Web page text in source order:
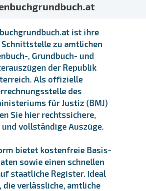
ist ihre
zu amtlichen
, Grundbuch- und
der Republik
Als offizielle
des
für Justiz (BMJ)
Sie hier rechtssichere,
vollständige Auszüge.
bietet kostenfreie Basis-
sowie einen schnellen
staatliche Register. Ideal
die verlässliche, amtliche